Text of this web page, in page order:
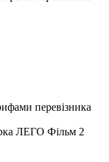
перевізника
ЛЕГО Фільм 2